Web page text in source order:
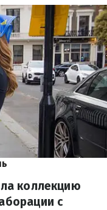
коллекцию
с